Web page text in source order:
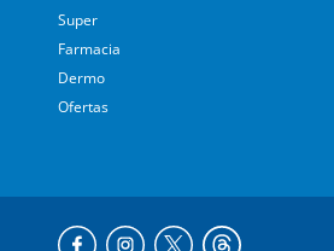
Super
Farmacia
Dermo
Ofertas